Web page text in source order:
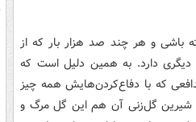
باشی و هر چند صد هزار بار که از
دارد. به همین دلیل است که
که با دفاع‌کردن‌هایش همه چیز
شیرین گل‌زنی آن هم این گل مرگ و